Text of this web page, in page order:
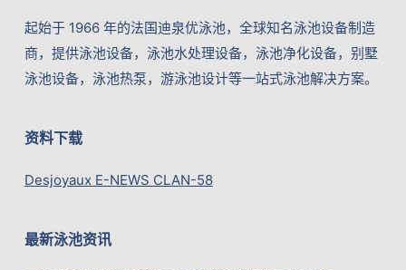
起始于 1966 年的法国迪泉优泳池，全球知名泳池设备制造
商，提供泳池设备，泳池水处理设备，泳池净化设备，别墅
泳池设备，泳池热泵，游泳池设计等一站式泳池解决方案。
资料下载
Desjoyaux E-NEWS CLAN-58
最新泳池资讯